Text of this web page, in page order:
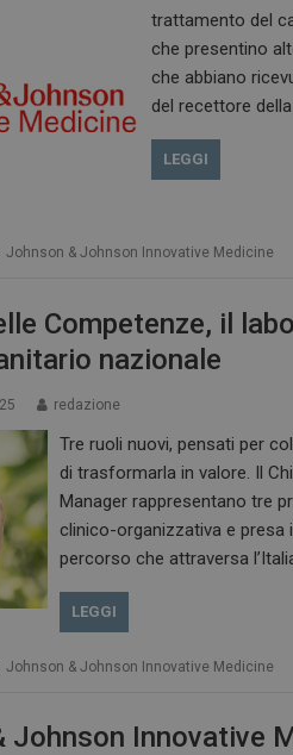
trattamento del
che presentino
che abbiano
del recettore
LEGGI
Johnson & Johnson Innovative Medicine
Competenze, il
nazionale
redazione
Tre ruoli nuovi, pensati per
di trasformarla in valore. Il
Manager rappresentano tre
clinico-organizzativa e presa
percorso che attraversa
LEGGI
Johnson & Johnson Innovative Medicine
Johnson Innovative